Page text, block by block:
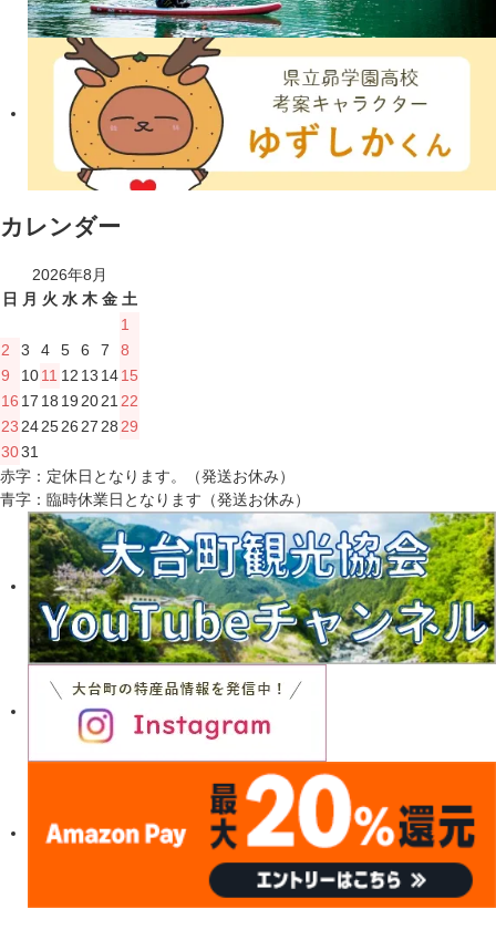
カレンダー
2026年8月
日
月 火 水 木 金 土
1
2
3 4 5 6 7
8
9
1011 12 13 1415
16 17 18 19 2021 22
23 242526 27 28 29
3031
赤字：定休日となります。（発送お休み）
青字：臨時休業日となります（発送お休み）